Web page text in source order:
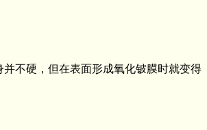
并不硬，但在表面形成氧化铍膜时就变得